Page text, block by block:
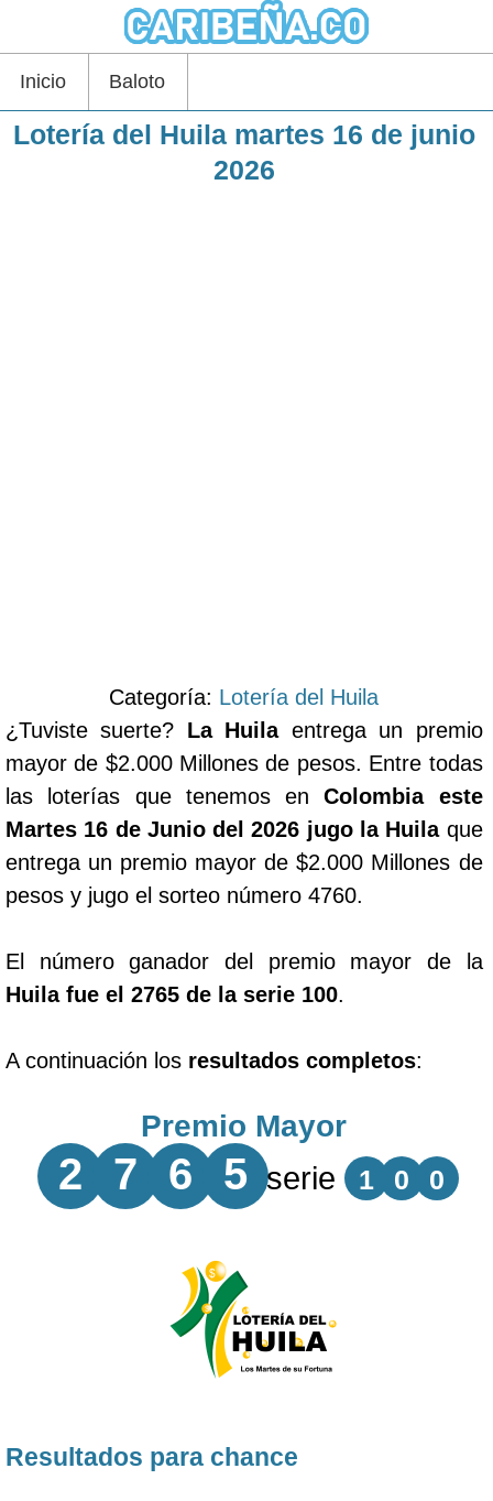
Inicio Baloto
Lotería del Huila martes 16 de junio
2026
Categoría: Lotería del Huila
¿Tuviste suerte? La Huilaentrega un premio
mayor de $2.000 Millones de pesos. Entre todas
las loterías que tenemos enColombia este
Martes 16 de Junio del 2026 jugo la Huilaque
entrega un premio mayor de $2.000 Millones de
pesos y jugo el sorteo número 4760.
El número ganador del premio mayor de la
Huila fue el 2765 de la serie 100.
A continuación los resultados completos:
Premio Mayor
2 7 6 5 serie 1 0 0
Resultados para chance